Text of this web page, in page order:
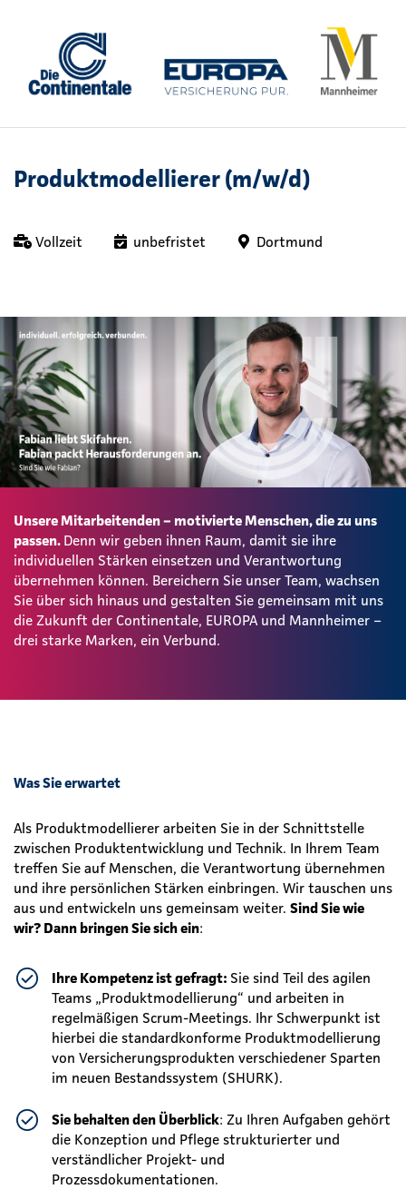
Produktmodellierer (m/w/d)
Vollzeit unbefristet Dortmund
Unsere Mitarbeitenden – motivierte Menschen, die zu uns
passen. Denn wir geben ihnen Raum, damit sie ihre
individuellen Stärken einsetzen und Verantwortung
übernehmen können. Bereichern Sie unser Team, wachsen
Sie über sich hinaus und gestalten Sie gemeinsam mit uns
die Zukunft der Continentale, EUROPA und Mannheimer –
drei starke Marken, ein Verbund.
Was Sie erwartet
Als Produktmodellierer arbeiten Sie in der Schnittstelle
zwischen Produktentwicklung und Technik. In Ihrem Team
treffen Sie auf Menschen, die Verantwortung übernehmen
und ihre persönlichen Stärken einbringen. Wir tauschen uns
aus und entwickeln uns gemeinsam weiter. Sind Sie wie
wir? Dann bringen Sie sich ein:
Ihre Kompetenz ist gefragt: Sie sind Teil des agilen
Teams „Produktmodellierung“ und arbeiten in
regelmäßigen Scrum-Meetings. Ihr Schwerpunkt ist
hierbei die standardkonforme Produktmodellierung
von Versicherungsprodukten verschiedener Sparten
im neuen Bestandssystem (SHURK).
Sie behalten den Überblick: Zu Ihren Aufgaben gehört
die Konzeption und Pflege strukturierter und
verständlicher Projekt- und
Prozessdokumentationen.